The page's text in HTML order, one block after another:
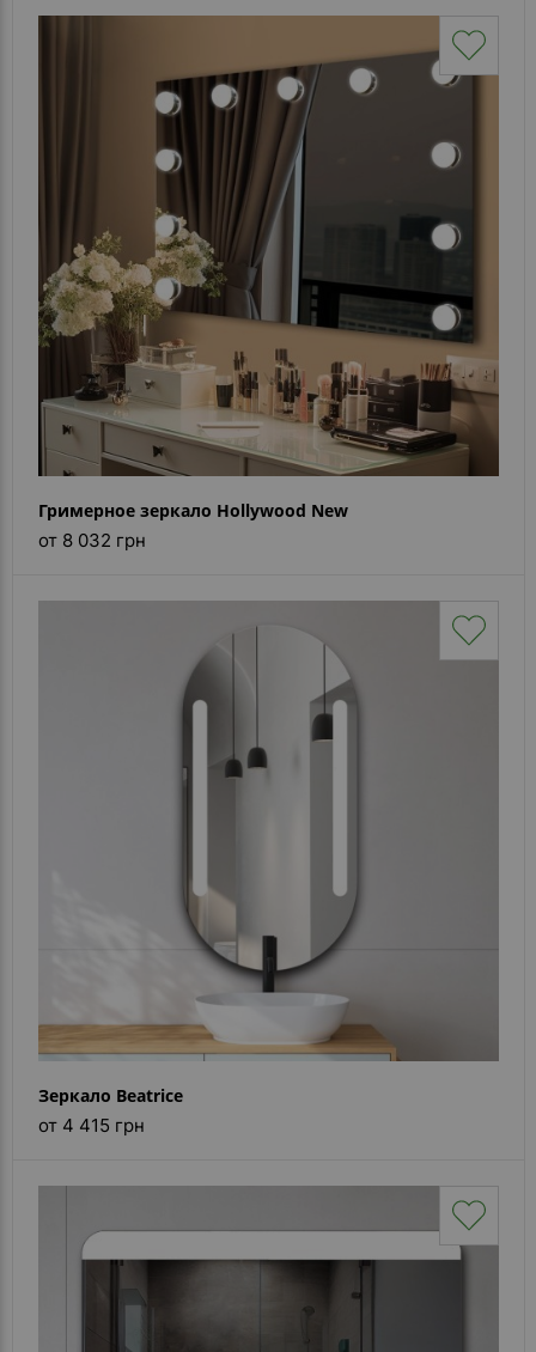
Гримерное зеркало Hollywood New
от 8 032 грн
Зеркало Beatrice
от 4 415 грн